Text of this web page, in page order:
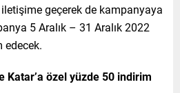
geçerek de kampanyaya
5 Aralık – 31 Aralık 2022
edecek.
Katar’a özel yüzde 50 indirim